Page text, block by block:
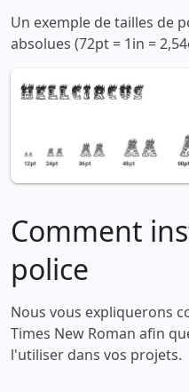
Un exemple de tailles de
absolues (72pt = 1in =
Comment
police
Nous vous expliquerons
Times New Roman afin
l'utiliser dans vos projets.